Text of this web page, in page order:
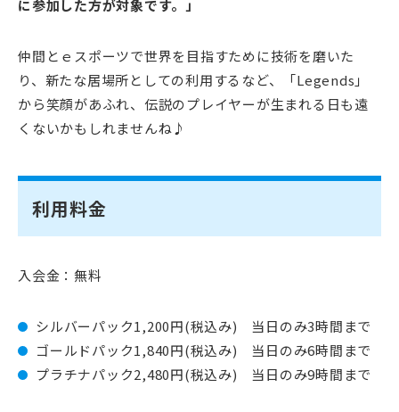
に参加した方が対象です。」
仲間とｅスポーツで世界を目指すために技術を磨いた
り、新たな居場所としての利用するなど、「Legends」
から笑顔があふれ、伝説のプレイヤーが生まれる日も遠
くないかもしれませんね♪
利用料金
入会金：無料
シルバーパック1,200円(税込み) 当日のみ3時間まで
ゴールドパック1,840円(税込み) 当日のみ6時間まで
プラチナパック2,480円(税込み) 当日のみ9時間まで